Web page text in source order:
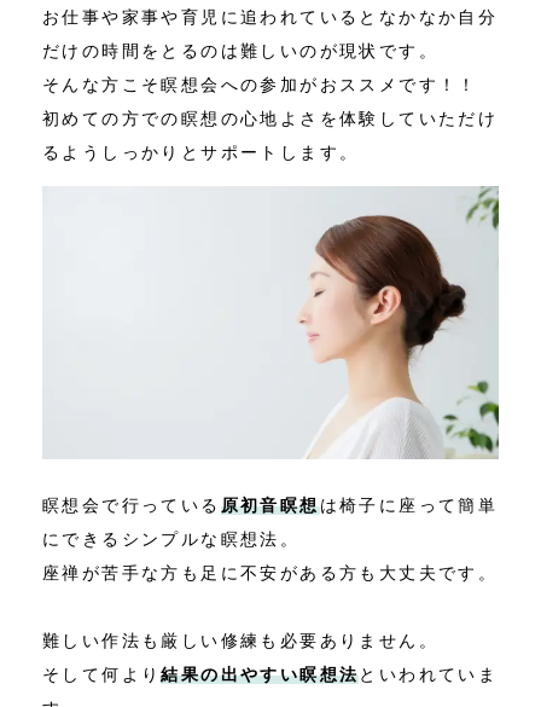
お仕事や家事や育児に追われているとなかなか自分
だけの時間をとるのは難しいのが現状です。
そんな方こそ瞑想会への参加がおススメです！！
初めての方での瞑想の心地よさを体験していただけ
るようしっかりとサポートします。
瞑想会で行っている 原初音瞑想は椅子に座って簡単
にできるシンプルな瞑想法。
座禅が苦手な方も足に不安がある方も大丈夫です。
難しい作法も厳しい修練も必要ありません。
そして何より結果の出やすい瞑想法といわれていま